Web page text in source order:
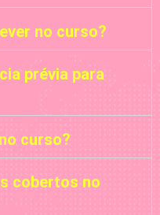
no curso?
prévia para
curso?
cobertos no